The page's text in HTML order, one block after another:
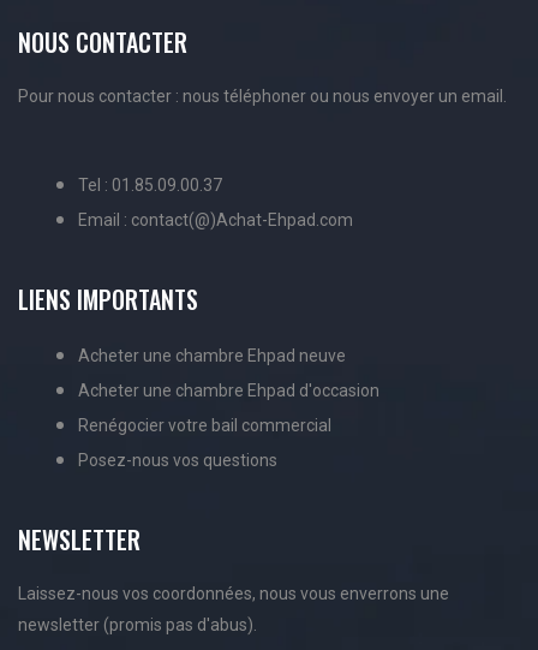
NOUS CONTACTER
Pour nous contacter : nous téléphoner ou nous envoyer un email.
Tel : 01.85.09.00.37
Email : contact(@)Achat-Ehpad.com
LIENS IMPORTANTS
Acheter une chambre Ehpad neuve
Acheter une chambre Ehpad d'occasion
Renégocier votre bail commercial
Posez-nous vos questions
NEWSLETTER
Laissez-nous vos coordonnées, nous vous enverrons une
newsletter (promis pas d'abus).